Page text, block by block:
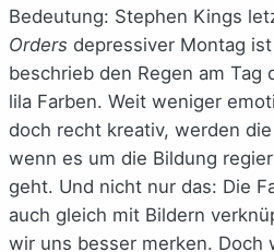
Bedeutung: Stephen Kings
Orders depressiver Montag
beschrieb den Regen am Tag
lila Farben. Weit weniger
doch recht kreativ, werden
wenn es um die Bildung
geht. Und nicht nur das: Die
auch gleich mit Bildern
wir uns besser merken. Doch